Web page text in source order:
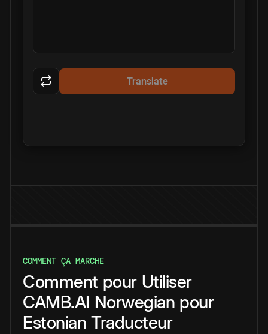
Translate
COMMENT ÇA MARCHE
Comment pour Utiliser
CAMB.AI Norwegian pour
Estonian Traducteur